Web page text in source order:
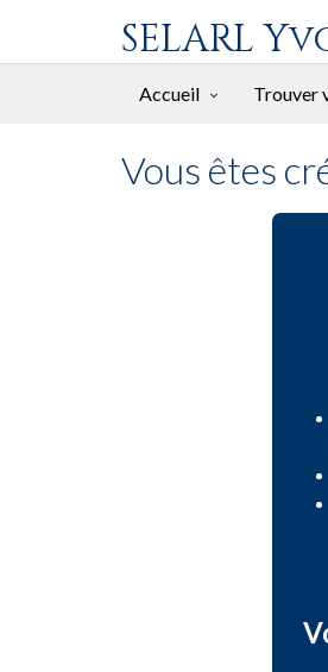
SELARL
Accueil Trouver
Vous êtes